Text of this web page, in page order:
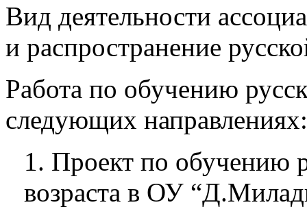
Вид деятельности
и распространение
Работа по обучению
следующих направлениях:
1. Проект по обучению
возраста в ОУ